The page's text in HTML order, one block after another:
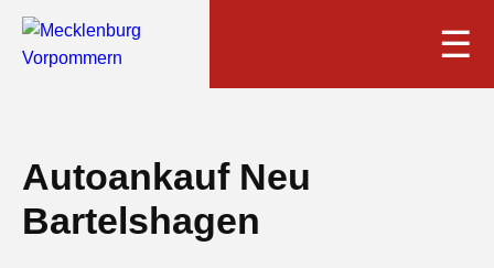
☰
Autoankauf Neu
Bartelshagen